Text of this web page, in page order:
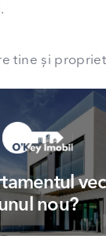
tine și
nou?